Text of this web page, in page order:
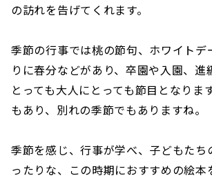
の訪れを告げてくれます。
季節の行事では桃の節句、ホワイトデ
りに春分などがあり、卒園や入園、進
とっても大人にとっても節目となりま
もあり、別れの季節でもありますね。
季節を感じ、行事が学べ、子どもたち
ったりな、この時期におすすめの絵本